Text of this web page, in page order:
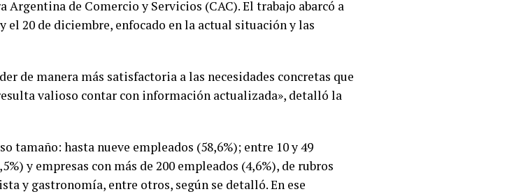
de Comercio y Servicios (CAC). El trabajo abarcó a
20 de diciembre, enfocado en la actual situación y las
de manera más satisfactoria a las necesidades concretas que
valioso contar con información actualizada», detalló la
tamaño: hasta nueve empleados (58,6%); entre 10 y 49
y empresas con más de 200 empleados (4,6%), de rubros
y gastronomía, entre otros, según se detalló. En ese